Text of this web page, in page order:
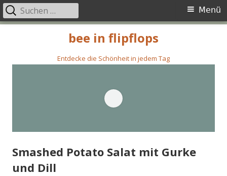
bee in flipflops
Entdecke die Schönheit in jedem Tag
Primäres
Menü
Suchen
nach:
Smashed Potato Salat mit Gurke
und Dill